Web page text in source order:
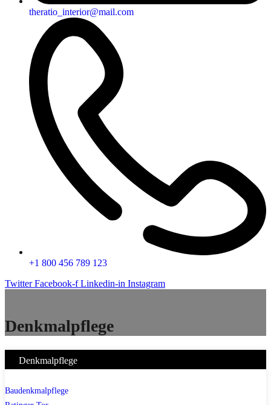
theratio_interior@mail.com
+1 800 456 789 123
Twitter Facebook-f Linkedin-in Instagram
Denkmalpflege
Denkmalpflege
Baudenkmalpflege